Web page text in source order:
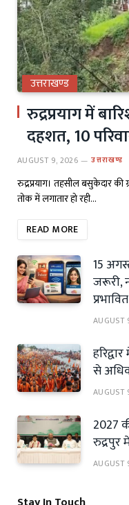
उत्तराखण्ड
रुद्रप्रयाग में
दहशत, 10
AUGUST 9, 2026 उत्तराखण्ड
रुद्रप्रयाग। तहसील बसुकेदार
तोक में लगातार हो रही…
READ MORE
15
जरूरी,
प्रभावित
AUGUST
से
AUGUST
2027
रुद्रपुर
AUGUST